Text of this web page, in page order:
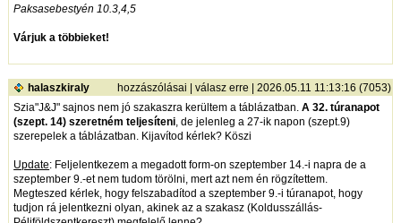
Paksasebestyén 10.3,4,5
Várjuk a többieket!
halaszkiraly hozzászólásai |válasz erre | 2026.05.11 11:13:16 (7053)
Szia"J&J" sajnos nem jó szakaszra kerültem a táblázatban.A 32. túranapot
(szept. 14) szeretném teljesíteni , de jelenleg a 27-ik napon (szept.9)
szerepelek a táblázatban. Kijavítod kérlek? Köszi
Update: Feljelentkezem a megadott form-on szeptember 14.-i napra de a
szeptember 9.-et nem tudom törölni, mert azt nem én rögzítettem.
Megteszed kérlek, hogy felszabadítod a szeptember 9.-i túranapot, hogy
tudjon rá jelentkezni olyan, akinek az a szakasz (Koldusszállás-